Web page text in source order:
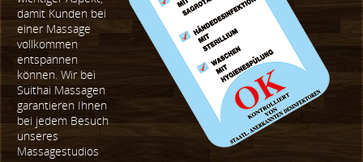
damit Kunden bei
einer Massage
vollkommen
entspannen
können. Wir bei
Suithai Massagen
garantieren Ihnen
bei jedem Besuch
unseres
Massagestudios